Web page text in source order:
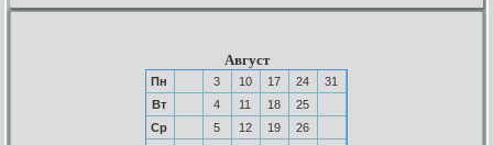
Август
Пн 3 10 17 24
31
Вт
4 11 18
25
Ср
5 12 19
26